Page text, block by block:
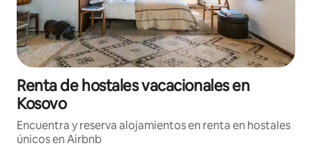
Renta de hostales vacacionales en
Kosovo
Encuentra y reserva alojamientos en renta en hostales
únicos en Airbnb